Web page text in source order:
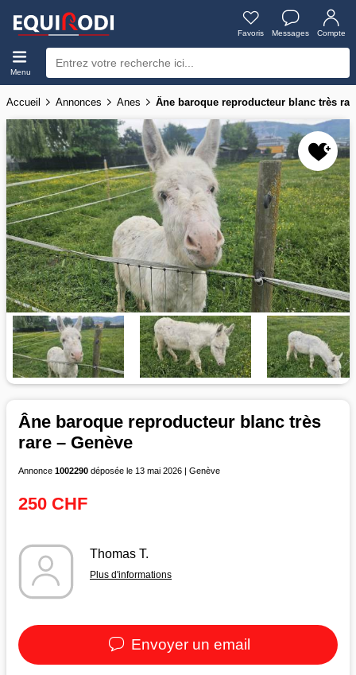
Favoris Messages Compte
Menu
Accueil Annonces Anes Âne baroque reproducteur blanc très
Âne baroque reproducteur blanc très
rare – Genève
Annonce 1002290 déposée le 13 mai 2026 | Genève
250 CHF
Thomas T.
Plus d'informations
Envoyer un email